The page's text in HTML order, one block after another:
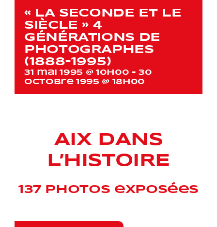
« LA SECONDE ET LE
SIÈCLE » 4
GÉNÉRATIONS DE
PHOTOGRAPHES
(1888-1995)
31 mai 1995 @ 10h00 -30
octobre 1995 @ 18h00
AIX DANS
L’HISTOIRE
137 photos exposées